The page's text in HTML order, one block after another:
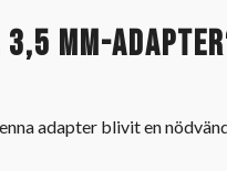
mm-
adapter blivit en